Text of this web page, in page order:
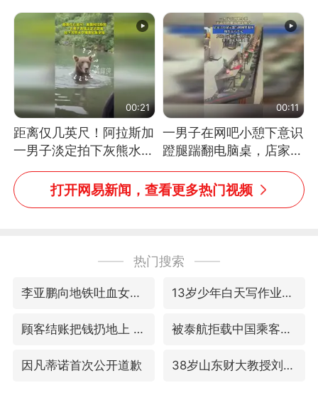
友：真·裸眼3D！
震惊 （视频来源：参考
消息）
00:21
距离仅几英尺！阿拉斯加
一男子淡定拍下灰熊水中
捕食鲑鱼全程
00:11
一男子在网吧小憩下意识
蹬腿踹翻电脑桌，店家3
台显示器与机械臂损坏
打开网易新闻，查看更多热门视频
热门搜索
李亚鹏向地铁吐血女孩捐99999元 13岁少年白天写作业晚上夜市炒粉
顾客结账把钱扔地上 服务员霸气扔回 被泰航拒载中国乘客：免费改签没兑现
因凡蒂诺首次公开道歉 38岁山东财大教授刘海明逝世